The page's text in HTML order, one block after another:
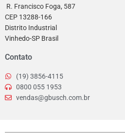
R. Francisco Foga, 587
CEP 13288-166
Distrito Industrial
Vinhedo-SP Brasil
Contato
(19) 3856-4115
0800 055 1953
vendas@gbusch.com.br